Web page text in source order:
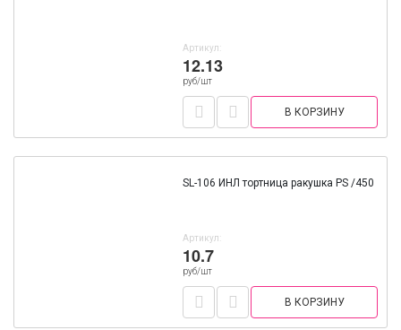
Артикул:
12.13
руб/шт
В КОРЗИНУ
SL-106 ИНЛ тортница ракушка PS /450
Артикул:
10.7
руб/шт
В КОРЗИНУ